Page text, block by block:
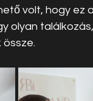
volt, hogy ez
olyan